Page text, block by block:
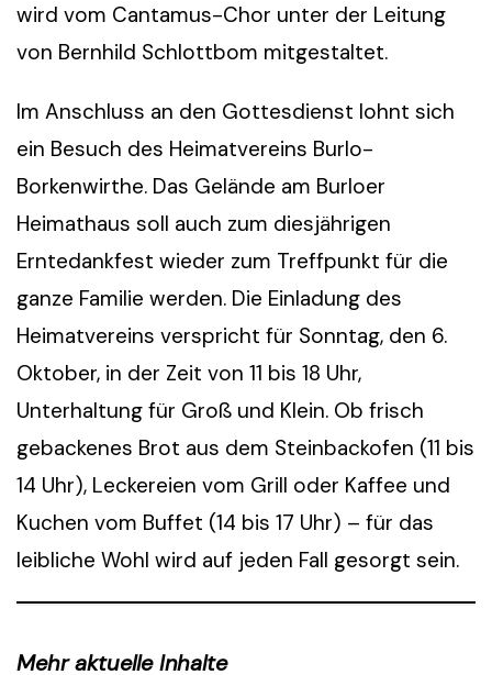
wird vom Cantamus-Chor unter der Leitung
von Bernhild Schlottbom mitgestaltet.
Im Anschluss an den Gottesdienst lohnt sich
ein Besuch des Heimatvereins Burlo-
Borkenwirthe. Das Gelände am Burloer
Heimathaus soll auch zum diesjährigen
Erntedankfest wieder zum Treffpunkt für die
ganze Familie werden. Die Einladung des
Heimatvereins verspricht für Sonntag, den 6.
Oktober, in der Zeit von 11 bis 18 Uhr,
Unterhaltung für Groß und Klein. Ob frisch
gebackenes Brot aus dem Steinbackofen (11 bis
14 Uhr), Leckereien vom Grill oder Kaffee und
Kuchen vom Buffet (14 bis 17 Uhr) – für das
leibliche Wohl wird auf jeden Fall gesorgt sein.
Mehr aktuelle Inhalte